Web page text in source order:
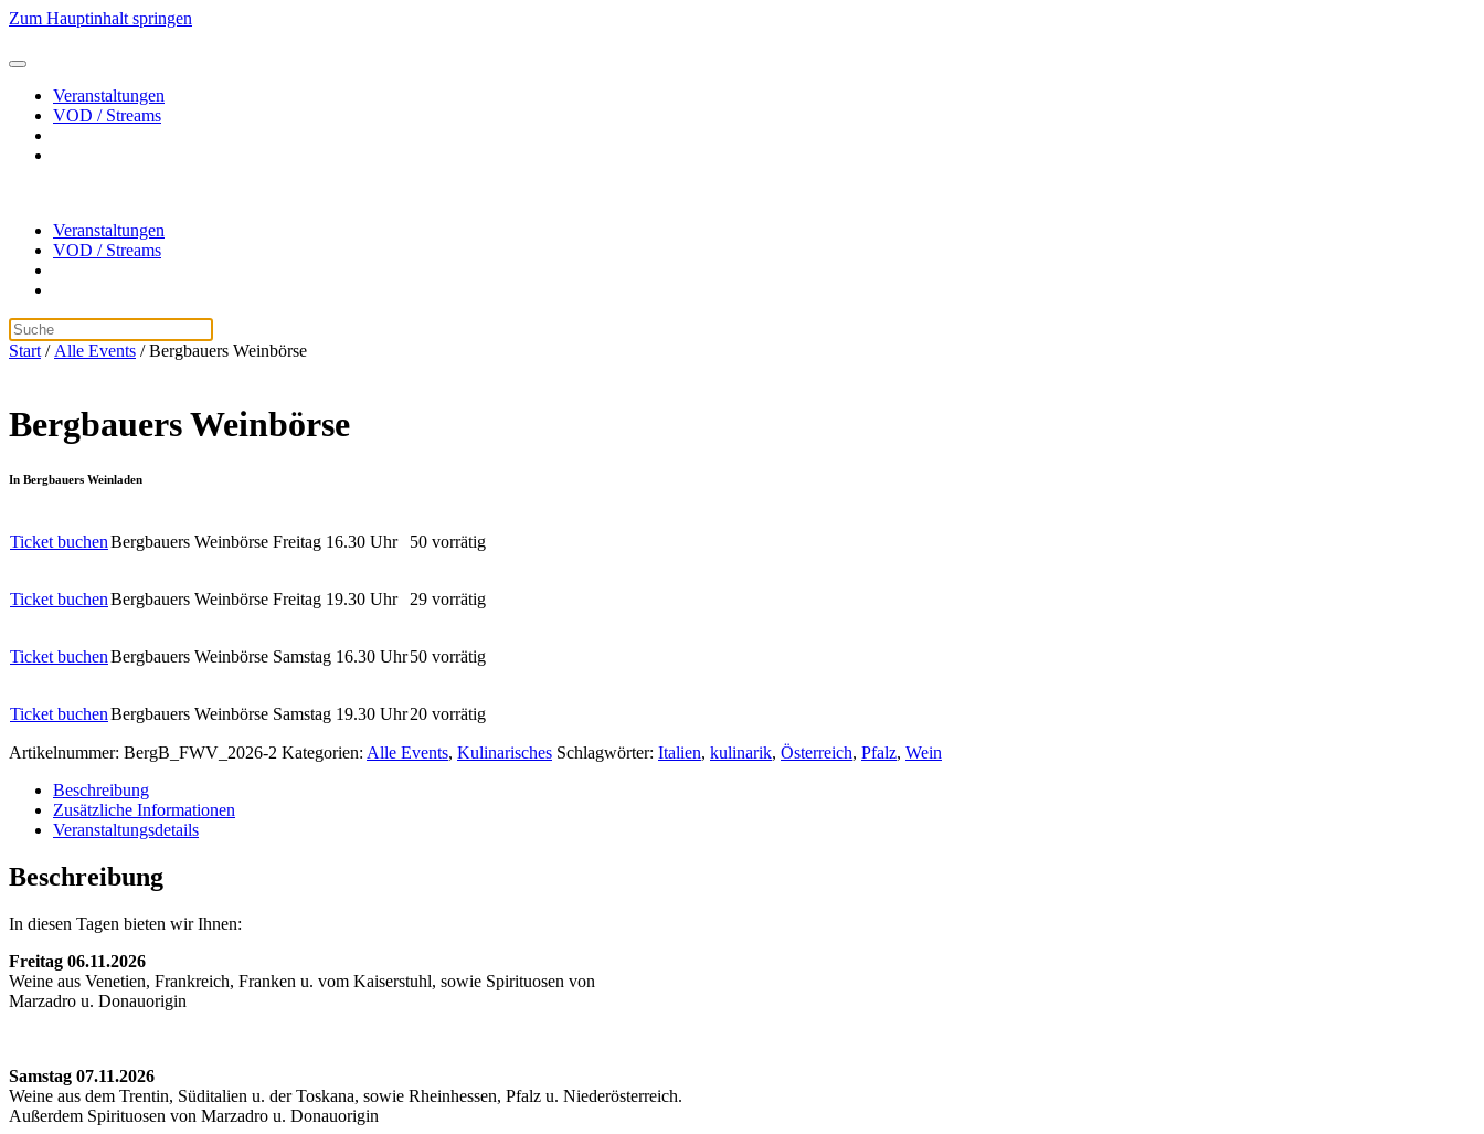
Zum Hauptinhalt springen
Veranstaltungen
VOD / Streams
Veranstaltungen
VOD / Streams
Start / Alle Events / Bergbauers Weinbörse
Bergbauers Weinbörse
In Bergbauers Weinladen
Ticket buchenDieses
mehrere
Die
auf
Produktseite
werden
Bergbauers Weinbörse Freitag 16.30 Uhr 50 vorrätig
Ticket buchenDieses
mehrere
Die
können
der
Produktseite
gewählt
Bergbauers Weinbörse Freitag 19.30 Uhr 29 vorrätig
Ticket buchenDieses
mehrere
auf.
Optionen
können
auf
Produktseite
gewählt
werden
Bergbauers Weinbörse Samstag 16.30 Uhr50 vorrätig
Ticket buchenDieses
weist
Varianten
auf.
Die
können
auf
Produktseite
gewählt
werden
Bergbauers Weinbörse Samstag 19.30 Uhr20 vorrätig
Artikelnummer: BergB_FWV_2026-2 Kategorien: Alle Events, Kulinarisches Schlagwörter: Italien, kulinarik, Österreich, Pfalz, Wein
Beschreibung
Zusätzliche Informationen
Veranstaltungsdetails
Beschreibung
In diesen Tagen bieten wir Ihnen:
Freitag 06.11.2026
Weine aus Venetien, Frankreich, Franken u. vom Kaiserstuhl, sowie Spirituosen von
Marzadro u. Donauorigin
Samstag 07.11.2026
Weine aus dem Trentin, Süditalien u. der Toskana, sowie Rheinhessen, Pfalz u. Niederösterreich.
Außerdem Spirituosen von Marzadro u. Donauorigin